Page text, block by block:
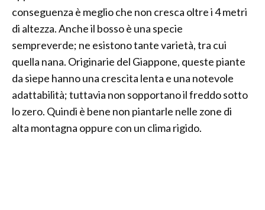
conseguenza è meglio che non cresca oltre i 4 metri
di altezza. Anche il bosso è una specie
sempreverde; ne esistono tante varietà, tra cui
quella nana. Originarie del Giappone, queste piante
da siepe hanno una crescita lenta e una notevole
adattabilità; tuttavia non sopportano il freddo sotto
lo zero. Quindi è bene non piantarle nelle zone di
alta montagna oppure con un clima rigido.